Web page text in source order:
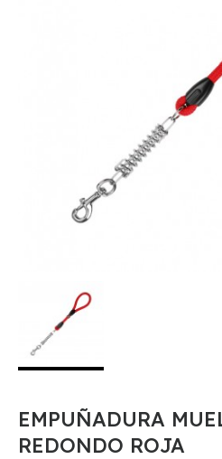
EMPUÑADURA
REDONDO ROJA